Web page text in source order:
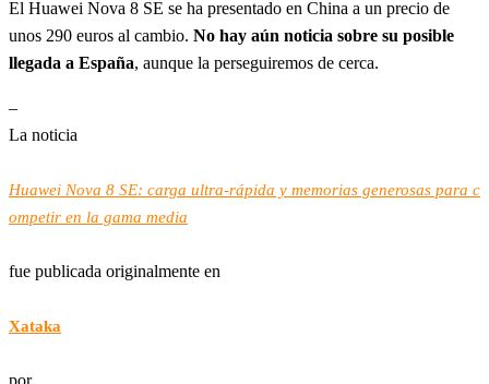
El Huawei Nova 8 SE se ha presentado en China a un precio de
unos 290 euros al cambio. No hay aún noticia sobre su posible
llegada a España, aunque la perseguiremos de cerca.
–
La noticia
Huawei Nova 8 SE: carga ultra-rápida y memorias generosas para c
ompetir en la gama media
fue publicada originalmente en
Xataka
por